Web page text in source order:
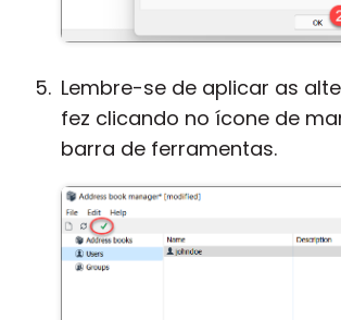
Lembre-se de aplicar as
fez clicando no ícone de
barra de ferramentas.